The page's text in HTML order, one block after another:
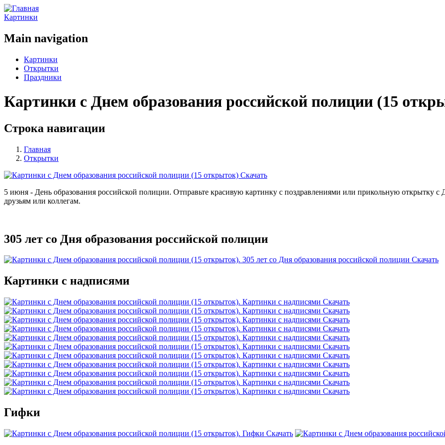
Картинки
Main navigation
Картинки
Открытки
Праздники
Картинки с Днем образования российской полиции (15
Строка навигации
Главная
Открытки
Скачать
5 июня - День образования российской полиции. Отправьте красивую картинку с поздравлениями или прикольную открытку
друзьям или коллегам.
305 лет со Дня образования российской полиции
Скачать
Картинки с надписями
Скачать
Скачать
Скачать
Скачать
Скачать
Скачать
Скачать
Скачать
Скачать
Скачать
Скачать
Гифки
Скачать